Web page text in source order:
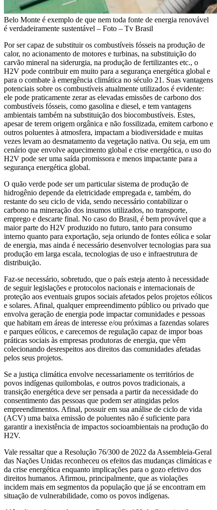
Belo Monte é exemplo de que nem toda fonte de energia renovável
é verdadeiramente sustentável – Foto – Tv Brasil
Por ser capaz de substituir os combustíveis fósseis na produção de
calor, no acionamento de motores e turbinas, na substituição do
carvão mineral na siderurgia, na produção de fertilizantes etc., o
H2V pode contribuir em muito para a segurança energética global e
para o combate à emergência climática no século 21. Suas vantagens
potenciais sobre os combustíveis atualmente utilizados é evidente:
ele pode praticamente zerar as elevadas emissões de carbono dos
combustíveis fósseis, como gasolina e diesel, e tem vantagens
ambientais também na substituição dos biocombustíveis. Estes,
apesar de terem origem orgânica e não fossilizada, emitem carbono e
outros poluentes à atmosfera, impactam a biodiversidade e muitas
vezes levam ao desmatamento da vegetação nativa. Ou seja, em um
cenário que envolve aquecimento global e crise energética, o uso do
H2V pode ser uma saída promissora e menos impactante para a
segurança energética global.
O quão verde pode ser um particular sistema de produção de
hidrogênio depende da eletricidade empregada e, também, do
restante do seu ciclo de vida, sendo necessário contabilizar o
carbono na mineração dos insumos utilizados, no transporte,
emprego e descarte final. No caso do Brasil, é bem provável que a
maior parte do H2V produzido no futuro, tanto para consumo
interno quanto para exportação, seja oriundo de fontes eólica e solar
de energia, mas ainda é necessário desenvolver tecnologias para sua
produção em larga escala, tecnologias de uso e infraestrutura de
distribuição.
Faz-se necessário, sobretudo, que o país esteja atento à necessidade
de seguir legislações e protocolos nacionais e internacionais de
proteção aos eventuais grupos sociais afetados pelos projetos eólicos
e solares. Afinal, qualquer empreendimento público ou privado que
envolva geração de energia pode impactar comunidades e pessoas
que habitam em áreas de interesse e/ou próximas a fazendas solares
e parques eólicos, e carecemos de regulação capaz de impor boas
práticas sociais às empresas produtoras de energia, que vêm
colecionando desrespeitos aos direitos das comunidades afetadas
pelos seus projetos.
Se a justiça climática envolve necessariamente os territórios de
povos indígenas quilombolas, e outros povos tradicionais, a
transição energética deve ser pensada a partir da necessidade do
consentimento das pessoas que podem ser atingidas pelos
empreendimentos. Afinal, possuir em sua análise de ciclo de vida
(ACV) uma baixa emissão de poluentes não é suficiente para
garantir a inexistência de impactos socioambientais na produção do
H2V.
Vale ressaltar que a Resolução 76/300 de 2022 da Assembleia-Geral
das Nações Unidas reconheceu os efeitos das mudanças climáticas e
da crise energética enquanto implicações para o gozo efetivo dos
direitos humanos. Afirmou, principalmente, que as violações
incidem mais em segmentos da população que já se encontram em
situação de vulnerabilidade, como os povos indígenas.